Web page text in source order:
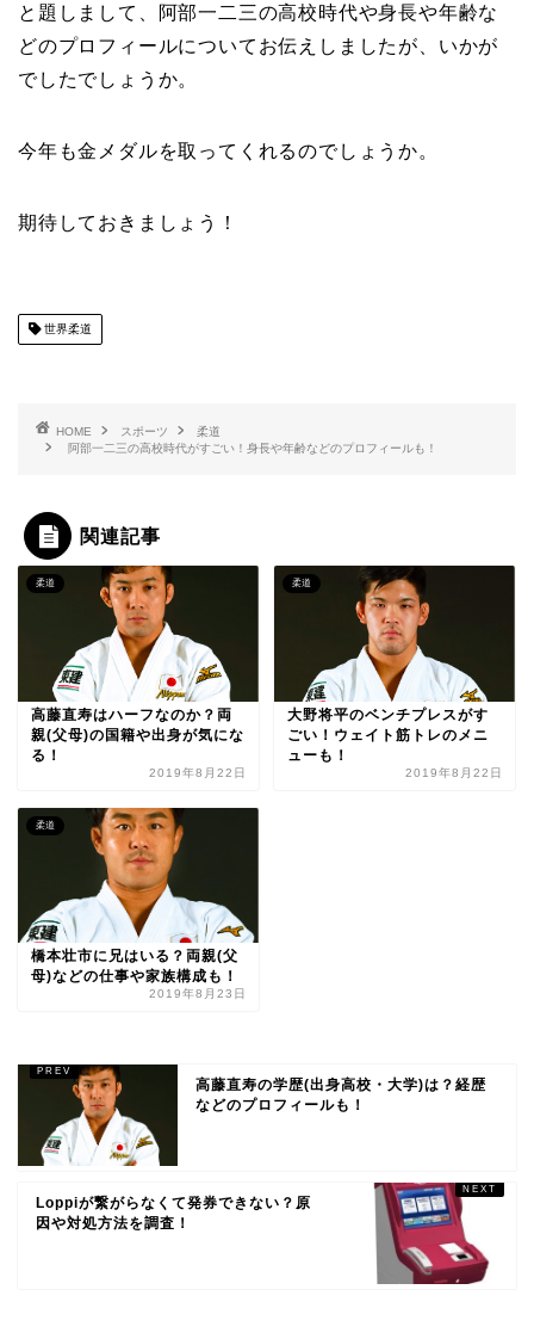
と題しまして、阿部一二三の高校時代や身長や年齢な
どのプロフィールについてお伝えしましたが、いかが
でしたでしょうか。
今年も金メダルを取ってくれるのでしょうか。
期待しておきましょう！
世界柔道
HOME スポーツ
柔道
阿部一二三の高校時代がすごい！身長や年齢などのプロフィールも！
関連記事
柔道
高藤直寿はハーフなのか？両
親(父母)の国籍や出身が気にな
る！
2019年8月22日
柔道
大野将平のベンチプレスがす
ごい！ウェイト筋トレのメニ
ューも！
2019年8月22日
柔道
橋本壮市に兄はいる？両親(父
母)などの仕事や家族構成も！
2019年8月23日
高藤直寿の学歴(出身高校・大学)は？経歴
などのプロフィールも！
Loppiが繋がらなくて発券できない？原
因や対処方法を調査！